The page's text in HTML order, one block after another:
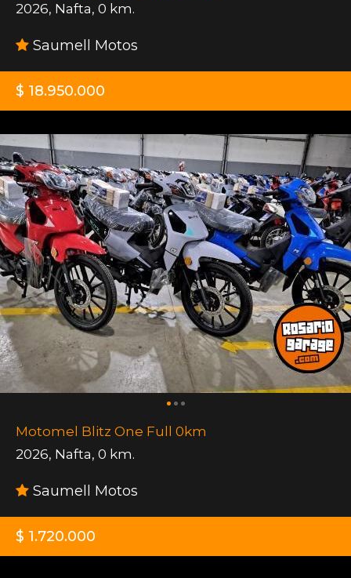
2026, Nafta, 0 km.
Saumell Motos
$ 18.950.000
Motomel Blitz One Full 0km
2026, Nafta, 0 km.
Saumell Motos
$ 1.720.000